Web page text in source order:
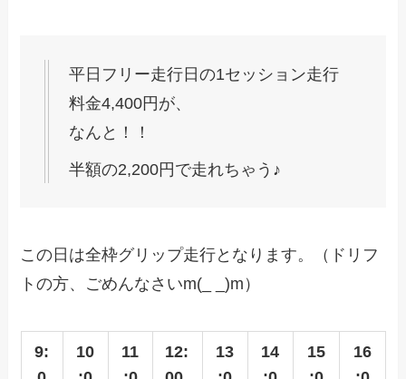
平日フリー走行日の1セッション走行
料金4,400円が、
なんと！！
半額の2,200円で走れちゃう♪
この日は全枠グリップ走行となります。（ドリフ
トの方、ごめんなさいm(_ _)m）
9:
10
11
12:
13
14
15
16